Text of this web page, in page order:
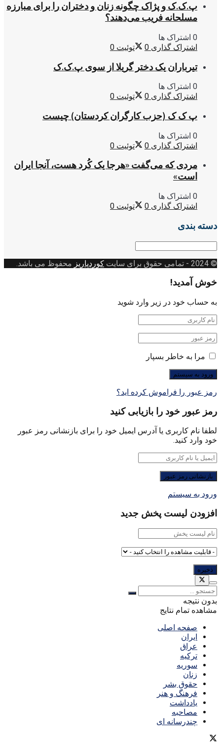
پ.ک.ک و پژاک چگونه زنان و دختران را برای مبارزه
مسلحانه فریب می‌دهند؟
0 اشتراک ها
اشتراک گذاری 0 توئیت 0
تیرباران یک دختر گریلا از سوی پ.ک.ک
0 اشتراک ها
اشتراک گذاری 0 توئیت 0
پ ک ک (حزب کارگران کردستان) چیست
0 اشتراک ها
اشتراک گذاری 0 توئیت 0
مردی که می‌گفت «هرجا یک کُرد هست، آنجا ایران
است»
0 اشتراک ها
اشتراک گذاری 0 توئیت 0
دسته بندی
دسته
© 2024
- تمامی حقوق برای سایت کوردپاریز محفوظ می باشد.
خوش آمدید!
به حساب خود در زیر وارد شوید
مرا به خاطر بسپار
رمز عبور را فراموش کرده اید؟
رمز عبور خود را بازیابی کنید
لطفا نام کاربری یا آدرس ایمیل خود را برای بازنشانی رمز عبور
خود وارد کنید.
ورود به سیستم
افزودن لیست پخش جدید
بدون نتیجه
مشاهده تمام نتایج
صفحه اصلی
ایران
عراق
ترکیه
سوریه
زنان
حقوق بشر
فرهنگ و هنر
یادداشت
مصاحبه
چندرسانه ای